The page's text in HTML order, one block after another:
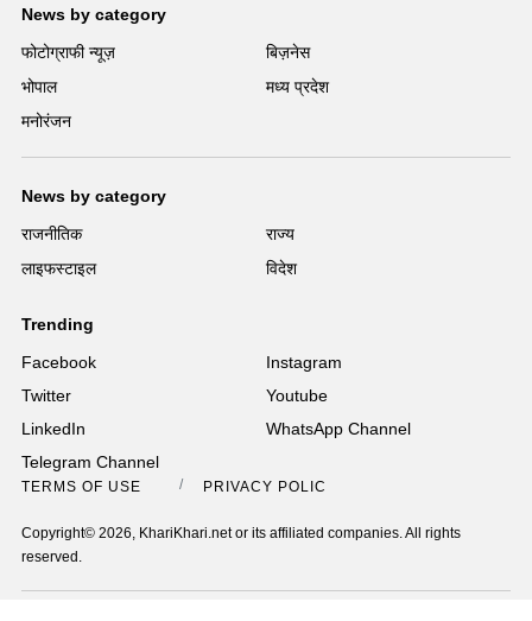
News by category
फोटोग्राफी न्यूज़
बिज़नेस
भोपाल
मध्य प्रदेश
मनोरंजन
News by category
राजनीतिक
राज्य
लाइफस्टाइल
विदेश
Trending
Facebook
Instagram
Twitter
Youtube
LinkedIn
WhatsApp Channel
Telegram Channel
TERMS OF USE PRIVACY POLICY
Copyright© 2026, KhariKhari.net or its affiliated companies. All rights
reserved.